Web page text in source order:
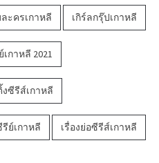
ะครเกาหลี เกิร์ลกรุ๊ปเกาหลี
กาหลี 2021
งซีรีส์เกาหลี
รีย์เกาหลี เรื่องย่อซีรีส์เกาหลี